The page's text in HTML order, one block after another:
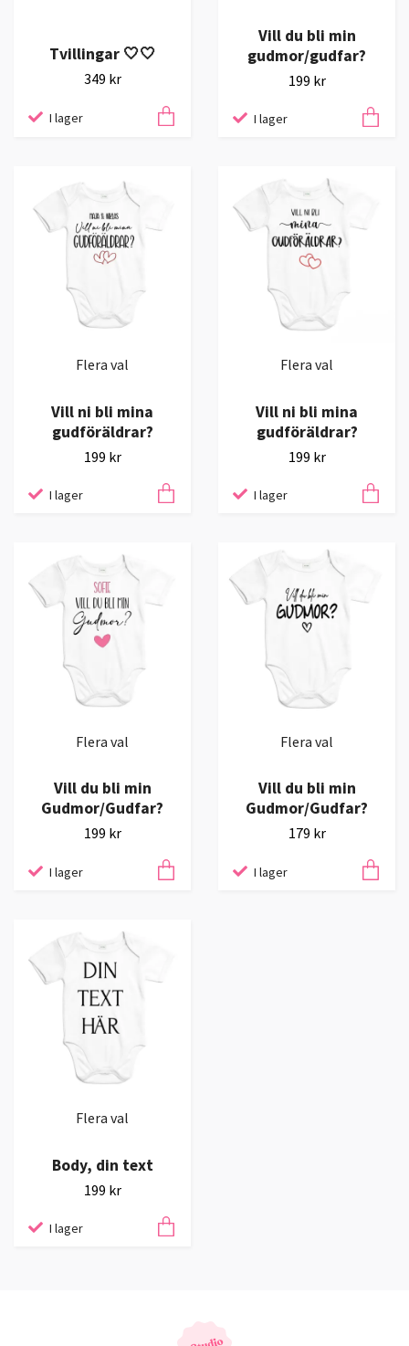
Tvillingar 🤍🤍
349 kr
I lager
Vill du bli min
gudmor/gudfar?
199 kr
I lager
Flera val
Vill ni bli mina
gudföräldrar?
199 kr
I lager
Flera val
Vill ni bli mina
gudföräldrar?
199 kr
I lager
Flera val
Vill du bli min
Gudmor/Gudfar?
199 kr
I lager
Flera val
Vill du bli min
Gudmor/Gudfar?
179 kr
I lager
Flera val
Body, din text
199 kr
I lager